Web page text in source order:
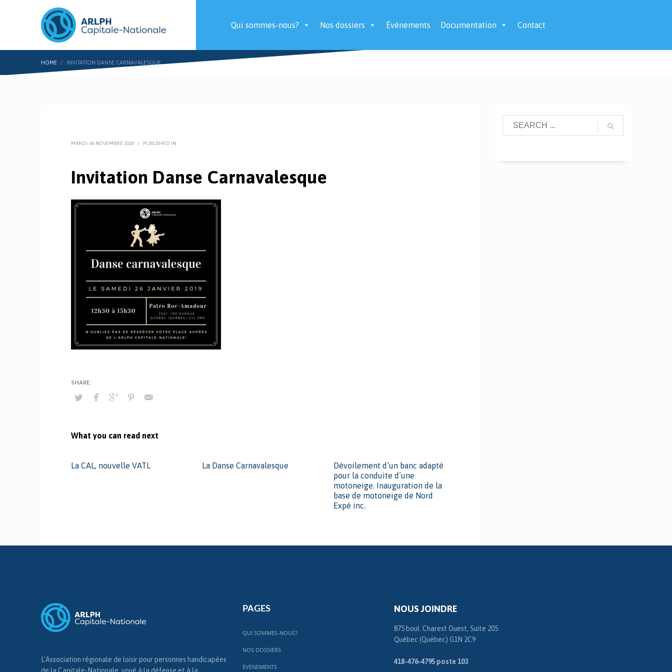
Qui sommes-nous? Nos dossiers Événements Documentation Contact
HOME INVITATION DANSE CARNAVALESQUE
MARDI, 06 NOVEMBRE 2018 / PUBLISHED IN
Invitation Danse Carnavalesque
What you can read next
La CAL, nouvelle VATL La Danse Carnavalesque
Dévoilement d’un banc adapté
pour la conduite d’une
motoneige. Inauguration de la
base de motoneige de Nord
Expé inc.
L'Association régionale de loisir pour personnes handicapées
PAGES
QUI SOMMES-NOUS?
NOS DOSSIERS
ÉVÉNEMENTS
NOUS JOINDRE
875 boul. Charest Ouest, Suite 205
Québec (Québec) G1N 2C9
418-476-4795 poste 103